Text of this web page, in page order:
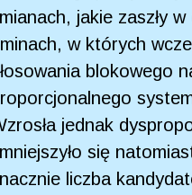
jakie zaszły
w których
blokowego
jednak
się
liczba